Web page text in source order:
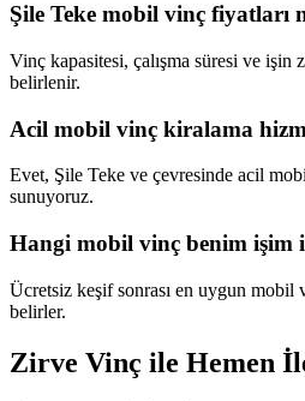
Şile Teke mobil vinç fiyatları
Vinç kapasitesi, çalışma süresi ve işin
belirlenir.
Acil mobil vinç kiralama
Evet, Şile Teke ve çevresinde acil
sunuyoruz.
Hangi mobil vinç benim işim
Ücretsiz keşif sonrası en uygun
belirler.
Zirve Vinç ile Hemen